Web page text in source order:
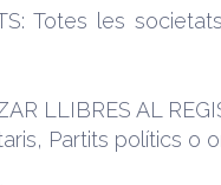
Totes les
LLIBRES AL
Partits polítics o